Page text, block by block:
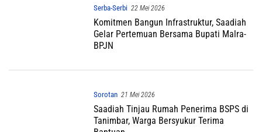
Serba-Serbi 22 Mei 2026
Komitmen Bangun Infrastruktur, Saadiah
Gelar Pertemuan Bersama Bupati Malra-
BPJN
Sorotan 21 Mei 2026
Saadiah Tinjau Rumah Penerima BSPS di
Tanimbar, Warga Bersyukur Terima